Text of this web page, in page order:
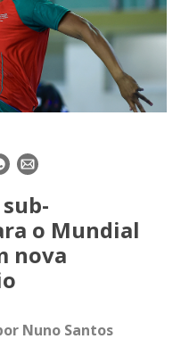
E-
o Mundial
nova
Nuno Santos